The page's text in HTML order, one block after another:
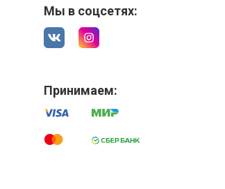
Мы в соцсетях:
Принимаем: